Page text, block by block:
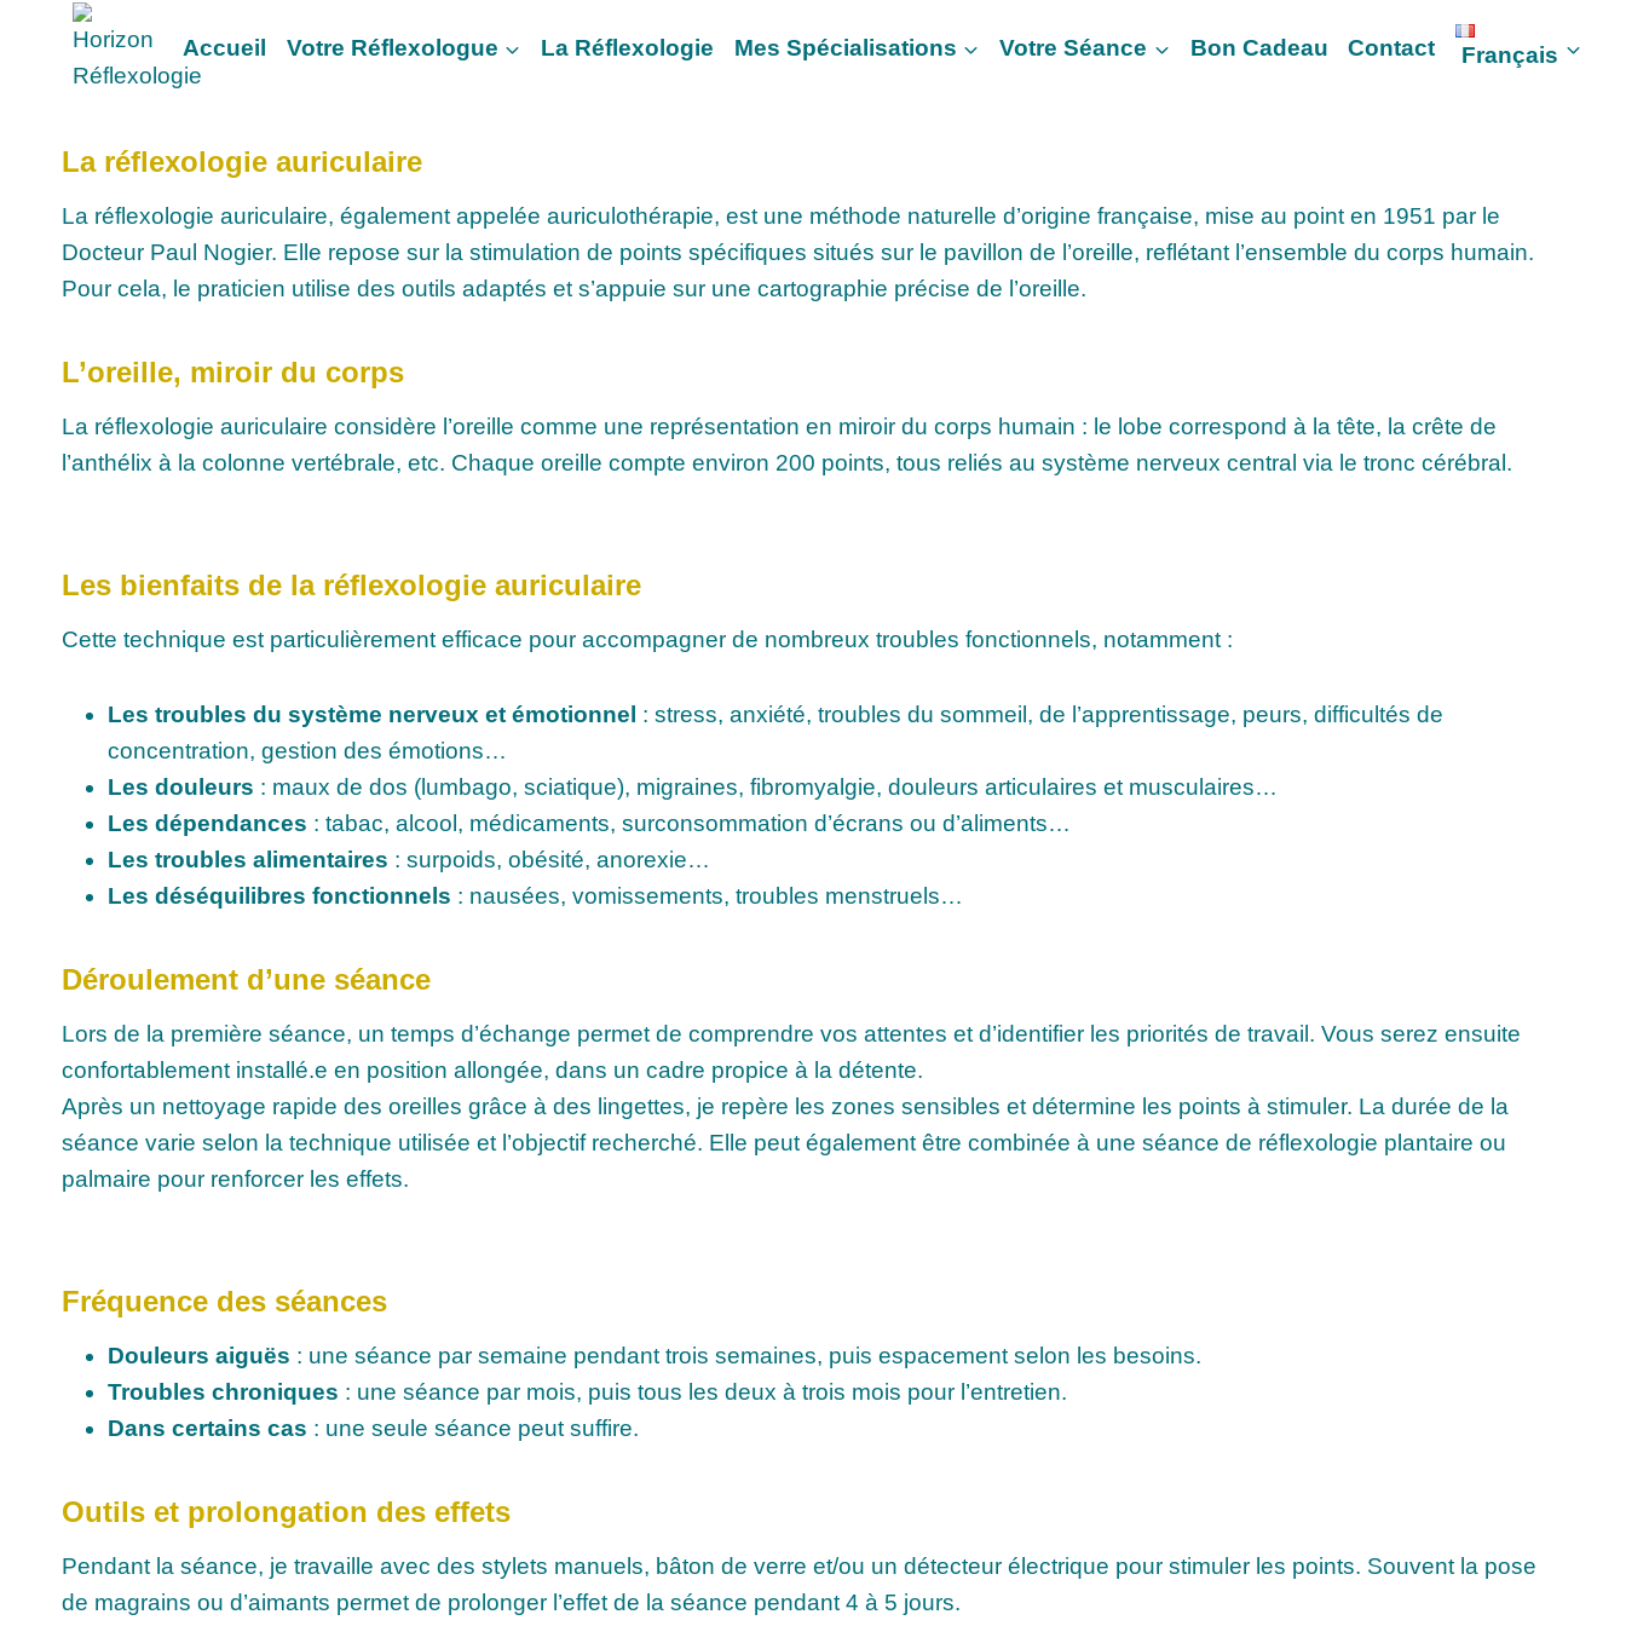
contenu
Accueil Votre Réflexologue La Réflexologie Mes Spécialisations Votre Séance Bon Cadeau Contact Français
La réflexologie auriculaire
La réflexologie auriculaire, également appelée auriculothérapie, est une méthode naturelle d’origine française, mise au point en 1951 par le
Docteur Paul Nogier. Elle repose sur la stimulation de points spécifiques situés sur le pavillon de l’oreille, reflétant l’ensemble du corps humain.
Pour cela, le praticien utilise des outils adaptés et s’appuie sur une cartographie précise de l’oreille.
L’oreille, miroir du corps
La réflexologie auriculaire considère l’oreille comme une représentation en miroir du corps humain : le lobe correspond à la tête, la crête de
l’anthélix à la colonne vertébrale, etc. Chaque oreille compte environ 200 points, tous reliés au système nerveux central via le tronc cérébral.
Les bienfaits de la réflexologie auriculaire
Cette technique est particulièrement efficace pour accompagner de nombreux troubles fonctionnels, notamment :
Les troubles du système nerveux et émotionnel : stress, anxiété, troubles du sommeil, de l’apprentissage, peurs, difficultés de
concentration, gestion des émotions…
Les douleurs : maux de dos (lumbago, sciatique), migraines, fibromyalgie, douleurs articulaires et musculaires…
Les dépendances : tabac, alcool, médicaments, surconsommation d’écrans ou d’aliments…
Les troubles alimentaires : surpoids, obésité, anorexie…
Les déséquilibres fonctionnels : nausées, vomissements, troubles menstruels…
Déroulement d’une séance
Lors de la première séance, un temps d’échange permet de comprendre vos attentes et d’identifier les priorités de travail. Vous serez ensuite
confortablement installé.e en position allongée, dans un cadre propice à la détente.
Après un nettoyage rapide des oreilles grâce à des lingettes, je repère les zones sensibles et détermine les points à stimuler. La durée de la
séance varie selon la technique utilisée et l’objectif recherché. Elle peut également être combinée à une séance de réflexologie plantaire ou
palmaire pour renforcer les effets.
Fréquence des séances
Douleurs aiguës : une séance par semaine pendant trois semaines, puis espacement selon les besoins.
Troubles chroniques : une séance par mois, puis tous les deux à trois mois pour l’entretien.
Dans certains cas : une seule séance peut suffire.
Outils et prolongation des effets
Pendant la séance, je travaille avec des stylets manuels, bâton de verre et/ou un détecteur électrique pour stimuler les points. Souvent la pose
de magrains ou d’aimants permet de prolonger l’effet de la séance pendant 4 à 5 jours.